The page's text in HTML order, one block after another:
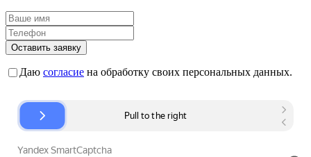
Оставить заявку
Даю согласие на обработку своих персональных данных.